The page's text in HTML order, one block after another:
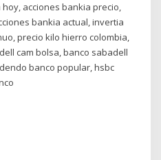
acciones bankia precio,
bankia actual, invertia
precio kilo hierro colombia,
cam bolsa, banco sabadell
banco popular, hsbc